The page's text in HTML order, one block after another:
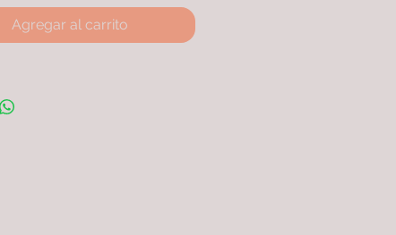
Agregar al carrito